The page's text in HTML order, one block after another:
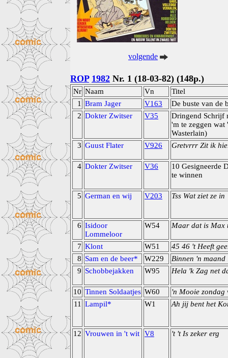
volgende
ROP 1982 Nr. 1 (18-03-82) (148p.)
Nr Naam Vn
Titel
1
Bram Jager V163
De buste van de
2 Dokter Zwitser V35
Dringend Schrijf
'm te zeggen
Wasterlain)
3 Guust Flater V926 Gretvrrr Zit ik
4 Dokter Zwitser V36
10 Gesigneerde
te winnen
5 German en wij V203 Tss Wat ziet ze in
6 Isidoor
Lommeloor
W54 Maar dat is Max
7 Klont W51
45 46 't Heeft
8 Sam en de beer* W229
Binnen 'n maand
9 Schobbejakken W95 Hela 'k Zag net
10 Tinnen Soldaatjes W60
'n Mooie zondag
11
Lampil* W1 Ah jij bent het
12 Vrouwen in 't wit V8 't 't Is zeker erg